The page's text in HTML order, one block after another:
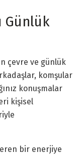
Günlük
çevre ve günlük
komşular
konuşmalar
kişisel
bir enerjiye